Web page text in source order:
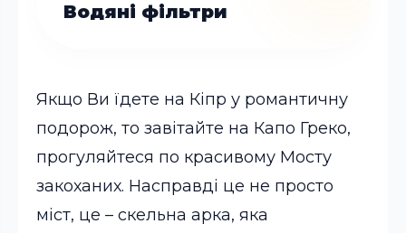
Водяні фільтри
Якщо Ви їдете на Кіпр у романтичну
подорож, то завітайте на Капо Греко,
прогуляйтеся по красивому Мосту
закоханих. Насправді це не просто
міст, це – скельна арка, яка